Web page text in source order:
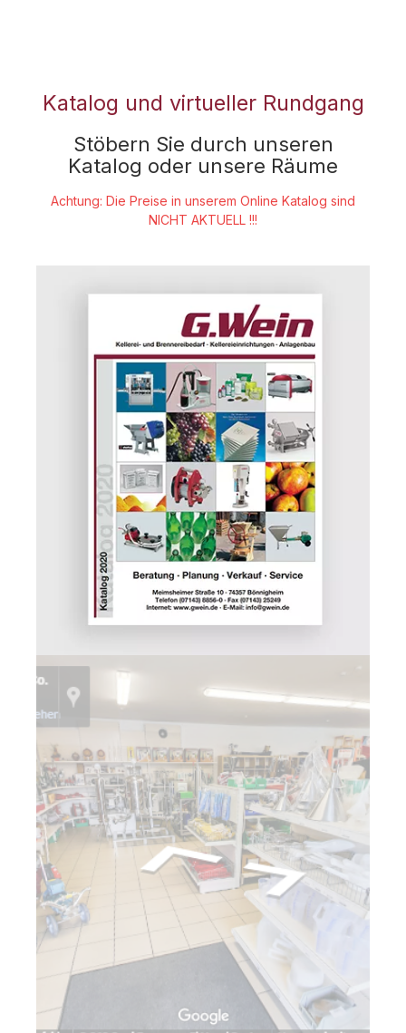
Katalog und virtueller Rundgang
Stöbern Sie durch unseren
Katalog oder unsere Räume
Achtung: Die Preise in unserem Online Katalog sind
NICHT AKTUELL !!!